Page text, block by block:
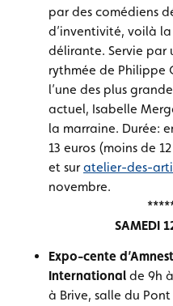
par des comédiens
d’inventivité, voilà
délirante. Servie par
rythmée de Philippe
l’une des plus
actuel, Isabelle
la marraine. Durée:
13 euros (moins de
et suratelier-des-
novembre.
SAMEDI
Expo-cente
International de 9h
à Brive, salle du